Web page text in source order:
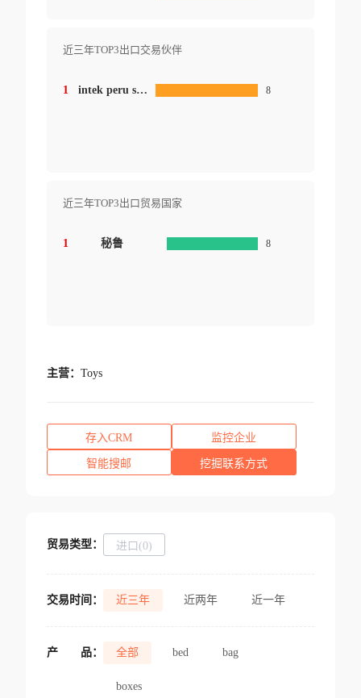
近三年TOP3出口交易伙伴
1 intek peru s.a.c. 8
近三年TOP3出口贸易国家
1 秘鲁 8
主营： Toys
存入CRM 监控企业
智能搜邮 挖掘联系方式
贸易类型： 进口(0)
交易时间： 近三年 近两年 近一年
产 品： 全部 bed bag
boxes